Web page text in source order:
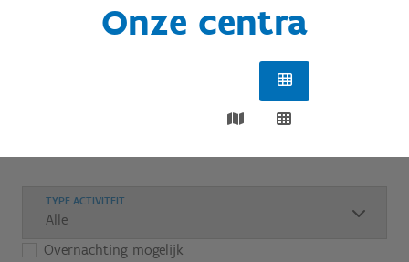
Onze centra
TYPE ACTIVITEIT
Overnachting mogelijk